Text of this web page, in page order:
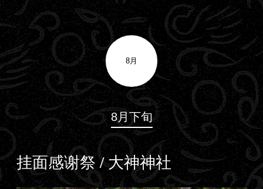
8月
8月下旬
挂面感谢祭 / 大神神社